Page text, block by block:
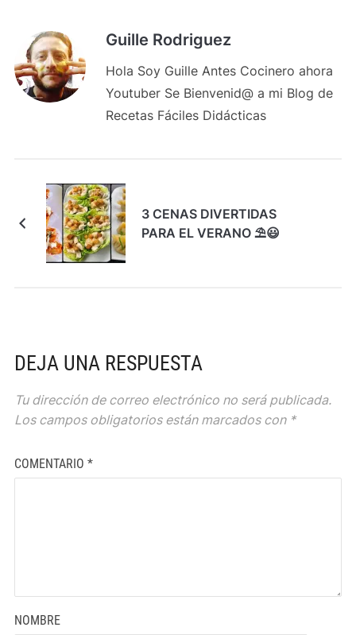
Guille Rodriguez
Hola Soy Guille Antes Cocinero ahora
Youtuber Se Bienvenid@ a mi Blog de
Recetas Fáciles Didácticas
3 CENAS DIVERTIDAS
PARA EL VERANO ⛱️😃
DEJA UNA RESPUESTA
Tu dirección de correo electrónico no será publicada.
Los campos obligatorios están marcados con *
COMENTARIO *
NOMBRE